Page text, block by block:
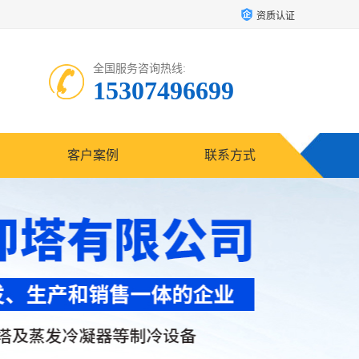
资质认证
全国服务咨询热线:
15307496699
客户案例 联系方式